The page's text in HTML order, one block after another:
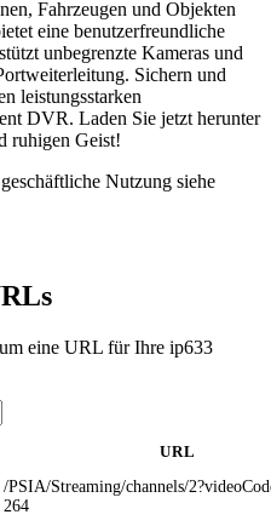
Fahrzeugen und Objekten
eine benutzerfreundliche
unbegrenzte Kameras und
Sichern und
leistungsstarken
DVR. Laden Sie jetzt herunter
ruhigen Geist!
Nutzung siehe
eine URL für Ihre ip633
URL
/PSIA/Streaming/channels/
264